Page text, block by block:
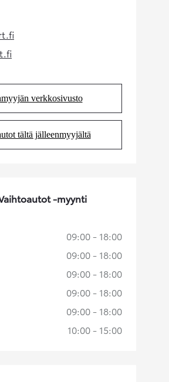
välilehdessä)
uudessa välilehdessä)
uudessa välilehdessä)
verkkosivusto
(Aukeaa uudessa välilehdessä)
tältä jälleenmyyjältä
(Aukeaa uudessa välilehdessä)
-myynti
09:00 - 18:00
09:00 - 18:00
09:00 - 18:00
09:00 - 18:00
09:00 - 18:00
10:00 - 15:00